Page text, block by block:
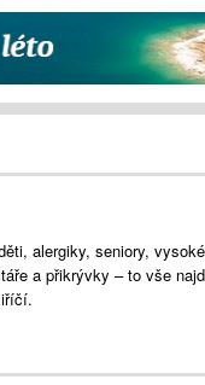
alergiky, seniory,
a přikrývky – to vše